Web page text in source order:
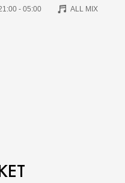
- 05:00 ALL MIX